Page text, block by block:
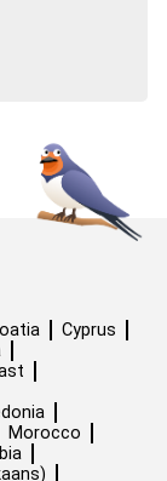
Cyprus
Morocco